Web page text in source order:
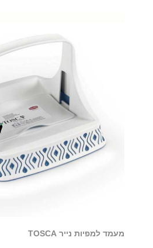
מעמד למפיות נייר TOSCA